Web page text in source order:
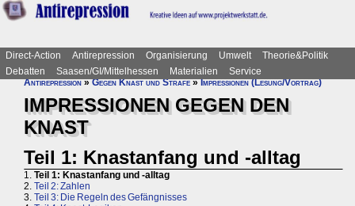
Direct-Action Antirepression Organisierung Umwelt
Theorie&Politik
Debatten
Saasen/GI/Mittelhessen Materialien
Service
Antirepression»Gegen Knast und Strafe»Impressionen (Lesung/Vortrag)
IMPRESSIONEN GEGEN DEN
KNAST
Teil 1: Knastanfang und -alltag
1. Teil 1: Knastanfang und -alltag
2. Teil 2: Zahlen
3. Teil 3: Die Regeln des Gefängnisses